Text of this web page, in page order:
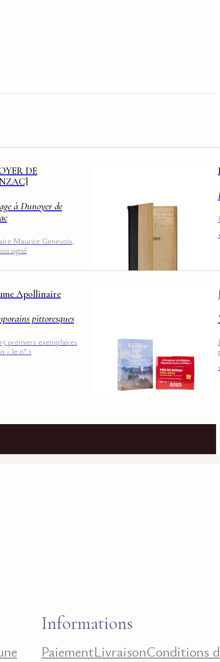
DE
à Dunoyer de
Maurice Genevoix,
signé
Apollinaire
pittoresques
premiers exemplaires
- le n° 1
Informations
PaiementLivraisonConditions